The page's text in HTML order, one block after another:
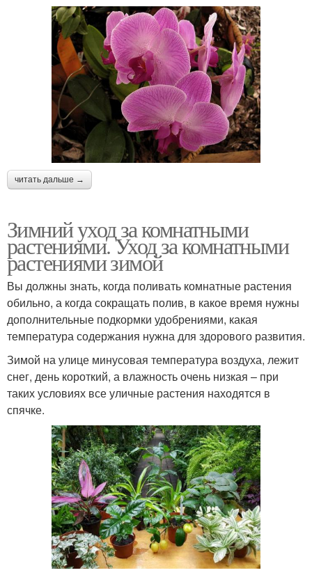
читать дальше →
Зимний уход за комнатными
растениями. Уход за комнатными
растениями зимой
Вы должны знать, когда поливать комнатные растения
обильно, а когда сокращать полив, в какое время нужны
дополнительные подкормки удобрениями, какая
температура содержания нужна для здорового развития.
Зимой на улице минусовая температура воздуха, лежит
снег, день короткий, а влажность очень низкая – при
таких условиях все уличные растения находятся в
спячке.